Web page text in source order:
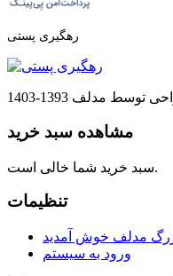
رهگیری پستی
توسط مدلف 1393-1403
مشاهده سبد خرید
سبد خرید شما خالی است.
تنظیمات
مدلف خوش آمدید
ورود به سیستم